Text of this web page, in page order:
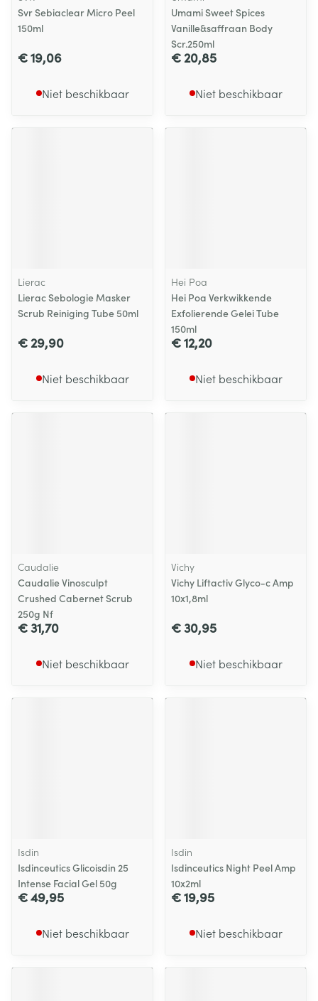
Svr Sebiaclear Micro Peel
150ml
€ 19,06
Niet beschikbaar
Umami Sweet Spices
Vanille&saffraan Body
Scr.250ml
€ 20,85
Niet beschikbaar
Lierac
Lierac Sebologie Masker
Scrub Reiniging Tube 50ml
€ 29,90
Niet beschikbaar
Hei Poa
Hei Poa Verkwikkende
Exfolierende Gelei Tube
150ml
€ 12,20
Niet beschikbaar
Caudalie
Caudalie Vinosculpt
Crushed Cabernet Scrub
250g Nf
€ 31,70
Niet beschikbaar
Vichy
Vichy Liftactiv Glyco-c Amp
10x1,8ml
€ 30,95
Niet beschikbaar
Isdin
Isdinceutics Glicoisdin 25
Intense Facial Gel 50g
€ 49,95
Niet beschikbaar
Isdin
Isdinceutics Night Peel Amp
10x2ml
€ 19,95
Niet beschikbaar